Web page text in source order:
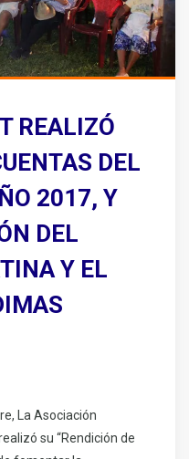
REALIZÓ
DEL
2017, Y
DEL
Y EL
La Asociación
su “Rendición de